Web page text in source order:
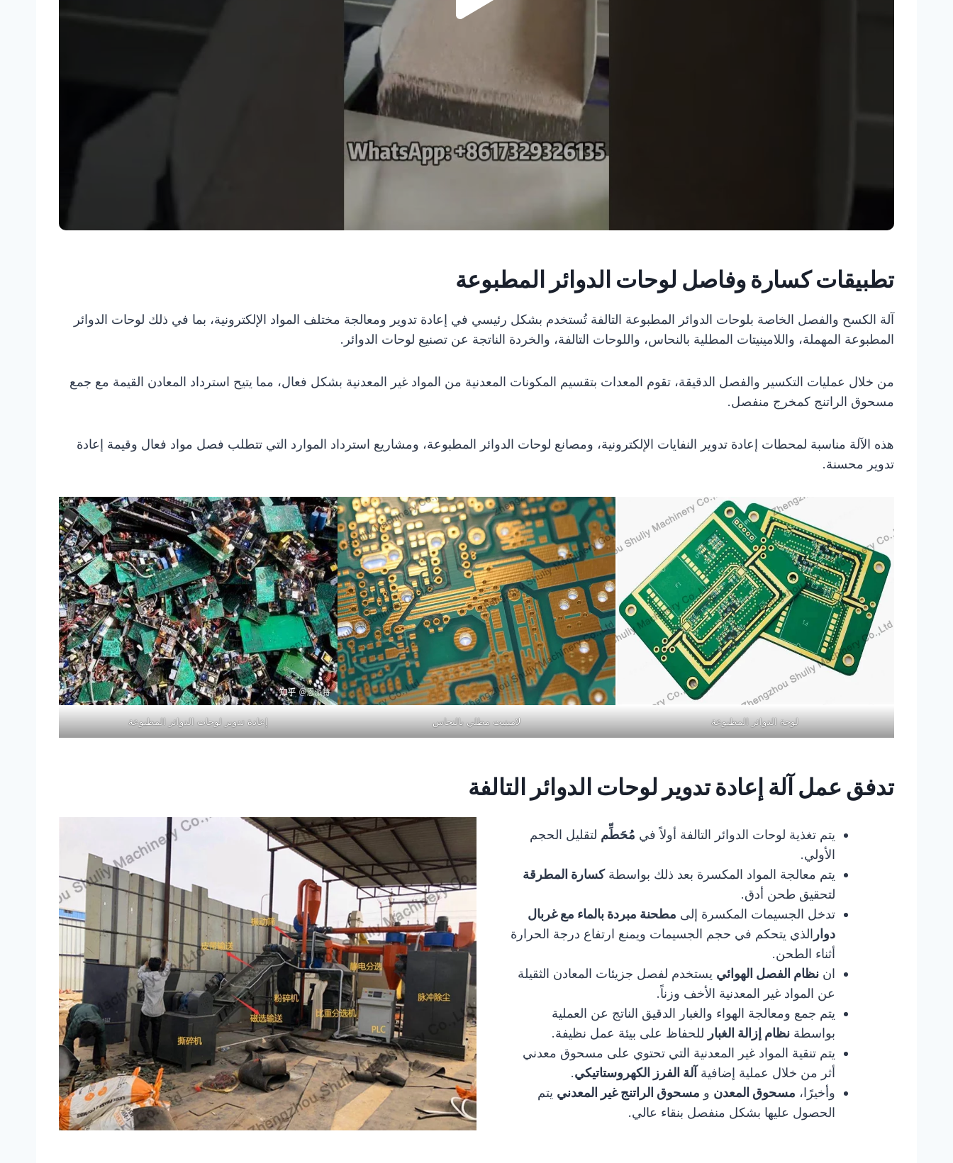
تطبيقات كسارة وفاصل لوحات الدوائر المطبوعة
آلة الكسح والفصل الخاصة بلوحات الدوائر المطبوعة التالفة تُستخدم بشكل رئيسي في إعادة تدوير ومعالجة مختلف المواد الإلكترونية، بما في ذلك لوحات الدوائر
المطبوعة المهملة، واللامينيتات المطلية بالنحاس، واللوحات التالفة، والخردة الناتجة عن تصنيع لوحات الدوائر.
من خلال عمليات التكسير والفصل الدقيقة، تقوم المعدات بتقسيم المكونات المعدنية من المواد غير المعدنية بشكل فعال، مما يتيح استرداد المعادن القيمة مع جمع
مسحوق الراتنج كمخرج منفصل.
هذه الآلة مناسبة لمحطات إعادة تدوير النفايات الإلكترونية، ومصانع لوحات الدوائر المطبوعة، ومشاريع استرداد الموارد التي تتطلب فصل مواد فعال وقيمة إعادة
تدوير محسنة.
لوحة الدوائر المطبوعة لامينيت مطلي بالنحاس إعادة تدوير لوحات الدوائر المطبوعة
تدفق عمل آلة إعادة تدوير لوحات الدوائر التالفة
يتم تغذية لوحات الدوائر التالفة أولاً في مُحَطِّم لتقليل الحجم
الأولي.
يتم معالجة المواد المكسرة بعد ذلك بواسطةكسارة المطرقة
لتحقيق طحن أدق.
تدخل الجسيمات المكسرة إلى مطحنة مبردة بالماء مع غربال
دوار الذي يتحكم في حجم الجسيمات ويمنع ارتفاع درجة الحرارة
أثناء الطحن.
اننظام الفصل الهوائي يستخدم لفصل جزيئات المعادن الثقيلة
عن المواد غير المعدنية الأخف وزناً.
يتم جمع ومعالجة الهواء والغبار الدقيق الناتج عن العملية
بواسطةنظام إزالة الغبار للحفاظ على بيئة عمل نظيفة.
يتم تنقية المواد غير المعدنية التي تحتوي على مسحوق معدني
أثر من خلال عملية إضافية آلة الفرز الكهروستاتيكي.
وأخيرًا، مسحوق المعدن و مسحوق الراتنج غير المعدني يتم
الحصول عليها بشكل منفصل بنقاء عالي.